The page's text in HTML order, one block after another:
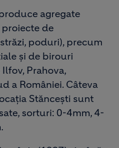
agregate
de
poduri), precum
și de birouri
Prahova,
a României. Câteva
Stăncești sunt
sorturi: 0-4mm, 4-